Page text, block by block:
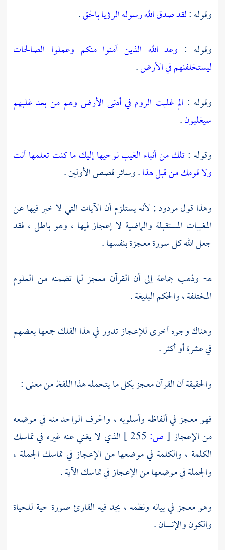
وقوله :لقد صدق الله رسوله الرؤيا بالحق.
وقوله : وعد الله الذين آمنوا منكم وعملوا الصالحات
ليستخلفنهم في الأرض.
وقوله : الم غلبت الروم في أدنى الأرض وهم من بعد غلبهم
سيغلبون.
وقوله :تلك من أنباء الغيب نوحيها إليك ما كنت تعلمها أنت
ولا قومك من قبل هذا. وسائر قصص الأولين .
وهذا قول مردود ; لأنه يستلزم أن الآيات التي لا خبر فيها عن
المغيبات المستقبلة والماضية لا إعجاز فيها ، وهو باطل ، فقد
جعل الله كل سورة معجزة بنفسها .
هـ- وذهب جماعة إلى أن القرآن معجز لما تضمنه من العلوم
المختلفة ، والحكم البليغة .
وهناك وجوه أخرى للإعجاز تدور في هذا الفلك جمعها بعضهم
في عشرة أو أكثر .
والحقيقة أن القرآن معجز بكل ما يتحمله هذا اللفظ من معنى :
فهو معجز في ألفاظه وأسلوبه ، والحرف الواحد منه في موضعه
من الإعجاز [ص:
الذي لا يغني عنه غيره في تماسك
الكلمة ، والكلمة في موضعها من الإعجاز في تماسك الجملة ،
والجملة في موضعها من الإعجاز في تماسك الآية .
وهو معجز في بيانه ونظمه ، يجد فيه القارئ صورة حية للحياة
والكون والإنسان .